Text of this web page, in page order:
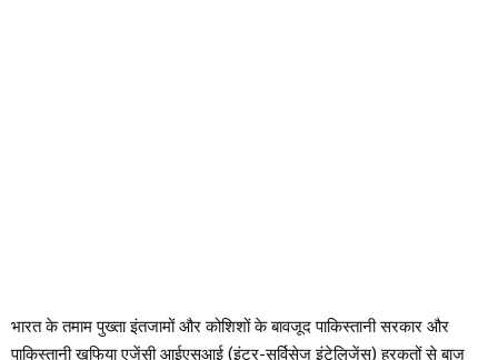
भारत के तमाम पुख्ता इंतजामों और कोशिशों के बावजूद पाकिस्तानी सरकार और
पाकिस्तानी खुफिया एजेंसी आईएसआई (इंटर-सर्विसेज इंटेलिजेंस) हरकतों से बाज